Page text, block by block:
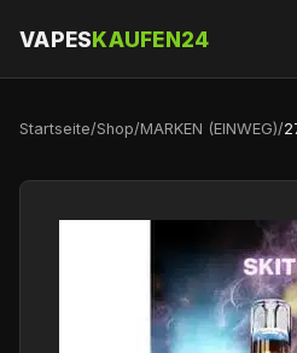
VAPESKAUFEN24
Startseite/Shop/MARKEN (EINWEG)/